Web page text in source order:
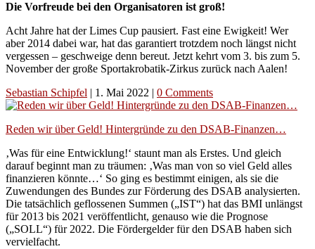
Die Vorfreude bei den Organisatoren ist groß!
Acht Jahre hat der Limes Cup pausiert. Fast eine Ewigkeit! Wer
aber 2014 dabei war, hat das garantiert trotzdem noch längst nicht
vergessen – geschweige denn bereut. Jetzt kehrt vom 3. bis zum 5.
November der große Sportakrobatik-Zirkus zurück nach Aalen!
Sebastian Schipfel | 1. Mai 2022 | 0 Comments
Reden wir über Geld! Hintergründe zu den DSAB-Finanzen…
‚Was für eine Entwicklung!‘ staunt man als Erstes. Und gleich
darauf beginnt man zu träumen: ‚Was man von so viel Geld alles
finanzieren könnte…‘ So ging es bestimmt einigen, als sie die
Zuwendungen des Bundes zur Förderung des DSAB analysierten.
Die tatsächlich geflossenen Summen („IST“) hat das BMI unlängst
für 2013 bis 2021 veröffentlicht, genauso wie die Prognose
(„SOLL“) für 2022. Die Fördergelder für den DSAB haben sich
vervielfacht.